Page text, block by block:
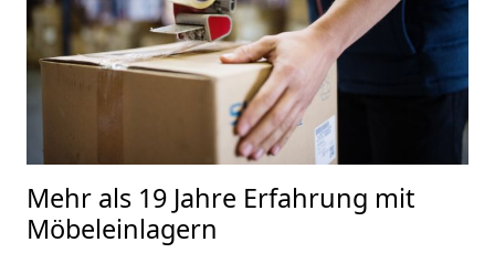
Mehr als 19 Jahre Erfahrung mit
Möbeleinlagern